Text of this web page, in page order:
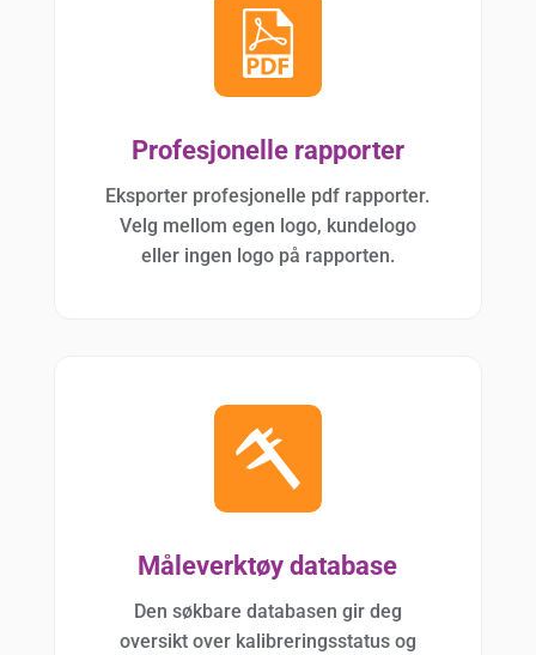
Profesjonelle rapporter
Eksporter profesjonelle pdf rapporter.
Velg mellom egen logo, kundelogo
eller ingen logo på rapporten.
Måleverktøy database
Den søkbare databasen gir deg
oversikt over kalibreringsstatus og